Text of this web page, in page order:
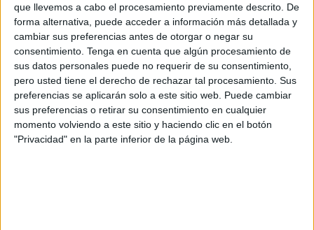
que llevemos a cabo el procesamiento previamente descrito. De
forma alternativa, puede acceder a información más detallada y
cambiar sus preferencias antes de otorgar o negar su
consentimiento. Tenga en cuenta que algún procesamiento de
sus datos personales puede no requerir de su consentimiento,
pero usted tiene el derecho de rechazar tal procesamiento. Sus
preferencias se aplicarán solo a este sitio web. Puede cambiar
sus preferencias o retirar su consentimiento en cualquier
momento volviendo a este sitio y haciendo clic en el botón
"Privacidad" en la parte inferior de la página web.
Hasta tierras barreñas se desplazaron los equipos de
categorías infantil femenino, cadete femenino y cadete
masculino, con la idea de disputar encuentros amistosos
que sirvan de preparación y formación de los jugadores
para así encarar en las mejores condiciones los próximos
enfrentamientos previstos en nuestra ciudad.
Unos encuentros en los que los jugadores y jugadoras